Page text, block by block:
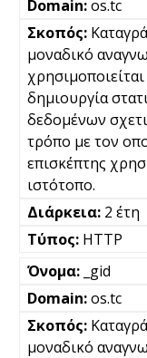
os.tc
μοναδικό
χρησιμοποιείται
δημιουργία
δεδομένων
τρόπο με τον
επισκέπτης
ιστότοπο.
2 έτη
HTTP
_gid
os.tc
μοναδικό